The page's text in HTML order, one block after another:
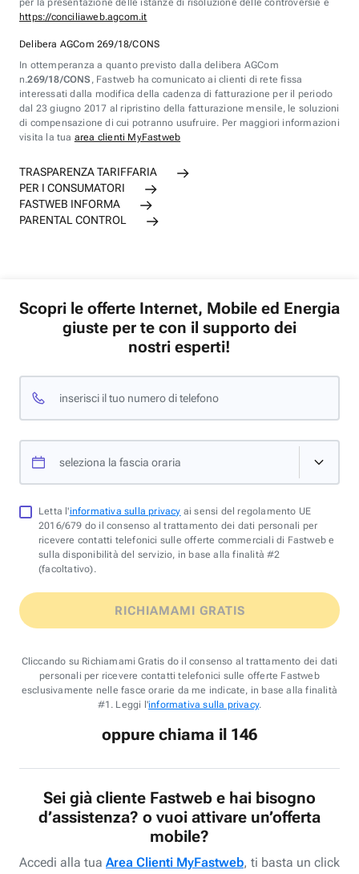
per la presentazione delle istanze di risoluzione delle controversie è
https://conciliaweb.agcom.it
Delibera AGCom 269/18/CONS
In ottemperanza a quanto previsto dalla delibera AGCom
n.269/18/CONS , Fastweb ha comunicato ai clienti di rete fissa
interessati dalla modifica della cadenza di fatturazione per il periodo
dal 23 giugno 2017 al ripristino della fatturazione mensile, le soluzioni
di compensazione di cui potranno usufruire. Per maggiori informazioni
visita la tua area clienti MyFastweb
TRASPARENZA TARIFFARIA
PER I CONSUMATORI
FASTWEB INFORMA
PARENTAL CONTROL
Scopri le offerte Internet, Mobile ed Energia
giuste per te con il supporto dei
nostri esperti!
inserisci il tuo numero di telefono
seleziona la fascia oraria
Letta l'informativa sulla privacy ai sensi del regolamento UE
2016/679 do il consenso al trattamento dei dati personali per
ricevere contatti telefonici sulle offerte commerciali di Fastweb e
sulla disponibilità del servizio, in base alla finalità #2
(facoltativo).
RICHIAMAMI GRATIS
Cliccando su Richiamami Gratis do il consenso al trattamento dei dati
personali per ricevere contatti telefonici sulle offerte Fastweb
esclusivamente nelle fasce orarie da me indicate, in base alla finalità
#1. Leggi l'informativa sulla privacy.
oppure chiama il 146
Sei già cliente Fastweb e hai bisogno
d’assistenza? o vuoi attivare un’offerta
mobile?
Accedi alla tua Area Clienti MyFastweb, ti basta un click